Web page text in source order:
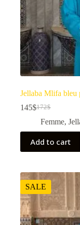
Jellaba Mlifa bleu
172$
145$
Femme,
Add to cart
SALE